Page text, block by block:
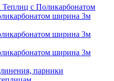
с Поликарбонатом
ширина 3м
ширина 3м
ширина 3м
парники